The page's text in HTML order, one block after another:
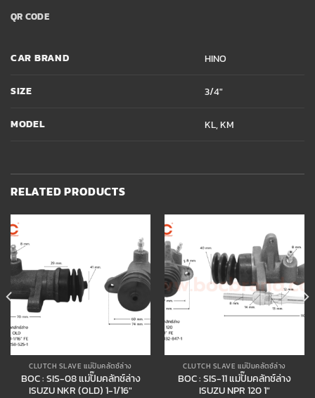
QR CODE
CAR BRAND HINO
SIZE 3/4"
MODEL KL, KM
RELATED PRODUCTS
Add to
wishlist
CLUTCH SLAVE แม่ปั๊มคลัตซ์ล่าง
BOC : SIS-08 แม่ปั๊มคลัทช์ล่าง
ISUZU NKR (OLD) 1-1/16″
Add to
wishlist
CLUTCH SLAVE แม่ปั๊มคลัตซ์ล่าง
BOC : SIS-11 แม่ปั๊มคลัทช์ล่าง
ISUZU NPR 120 1″